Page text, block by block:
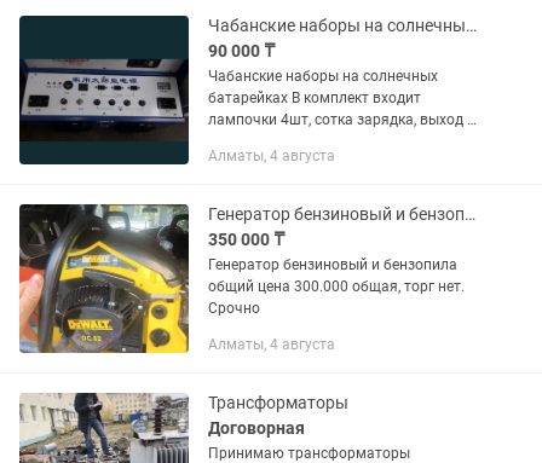
использовался как...
Чабанские наборы на солнечных батарейках
90 000 ₸
Чабанские наборы на солнечных
батарейках В комплект входит
лампочки 4шт, сотка зарядка, выход на
наличии все виды есть Отправим по
Алматы, 4 августа
Генератор бензиновый и бензопила общий торг нет
350 000 ₸
Генератор бензиновый и бензопила
общий цена 300.000 общая, торг нет.
Срочно
Алматы, 4 августа
Трансформаторы
Договорная
Принимаю трансформаторы